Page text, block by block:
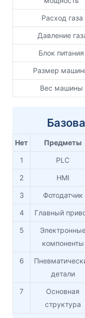
Расход газа
Давление
Блок питания
Размер
Вес машины
Нет Предметы
1 PLC
2 HMI
3 Фотодатчик
4 Главный
5
компоненты
6
детали
7
Основная
структура